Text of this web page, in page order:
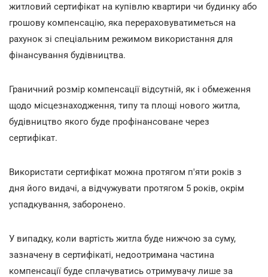
житловий сертифікат на купівлю квартири чи будинку або
грошову компенсацію, яка перераховуватиметься на
рахунок зі спеціальним режимом використання для
фінансування будівництва.
Граничний розмір компенсації відсутній, як і обмеження
щодо місцезнаходження, типу та площі нового житла,
будівництво якого буде профінансоване через
сертифікат.
Використати сертифікат можна протягом п'яти років з
дня його видачі, а відчужувати протягом 5 років, окрім
успадкування, заборонено.
У випадку, коли вартість житла буде нижчою за суму,
зазначену в сертифікаті, недоотримана частина
компенсації буде сплачуватись отримувачу лише за